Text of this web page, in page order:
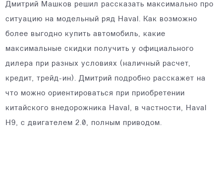
Дмитрий Машков решил рассказать максимально про
ситуацию на модельный ряд Haval. Как возможно
более выгодно купить автомобиль, какие
максимальные скидки получить у официального
дилера при разных условиях (наличный расчет,
кредит, трейд-ин). Дмитрий подробно расскажет на
что можно ориентироваться при приобретении
китайского внедорожника Haval, в частности, Haval
H9, с двигателем 2.0, полным приводом.